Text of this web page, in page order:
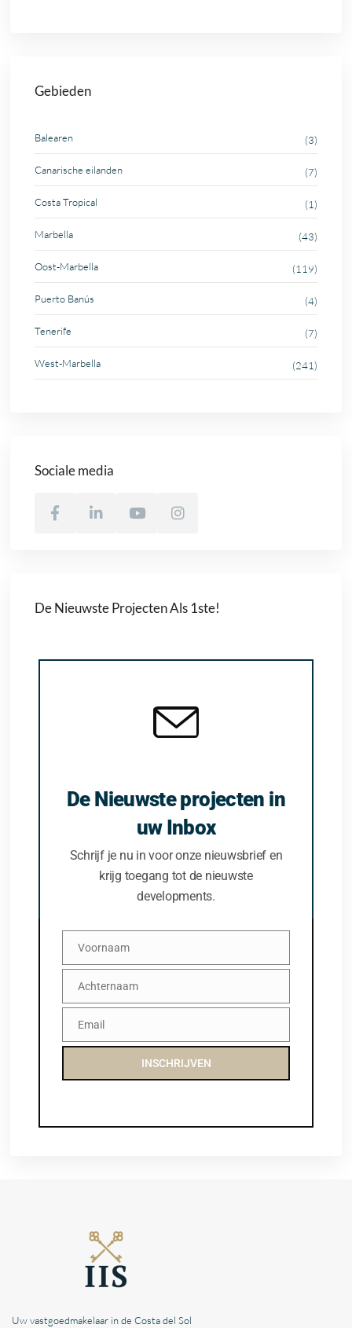
Gebieden
Balearen (3)
Canarische eilanden (7)
Costa Tropical (1)
Marbella (43)
Oost-Marbella (119)
Puerto Banús (4)
Tenerife (7)
West-Marbella (241)
Sociale media
De Nieuwste Projecten Als 1ste!
De Nieuwste projecten in
uw Inbox
Schrijf je nu in voor onze nieuwsbrief en
krijg toegang tot de nieuwste
developments.
Voornaam
Voornaam
Achternaam
Achternaam
EmailEmail
INSCHRIJVEN
Uw vastgoedmakelaar in de Costa del Sol